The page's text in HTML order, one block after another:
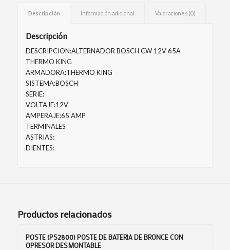
Descripción Información adicional Valoraciones (0)
Descripción
DESCRIPCION:ALTERNADOR BOSCH CW 12V 65A
THERMO KING
ARMADORA:THERMO KING
SISTEMA:BOSCH
SERIE:
VOLTAJE:12V
AMPERAJE:65 AMP
TERMINALES
ASTRIAS:
DIENTES:
Productos relacionados
POSTE (PS2800) POSTE DE BATERIA DE BRONCE CON
OPRESOR DESMONTABLE